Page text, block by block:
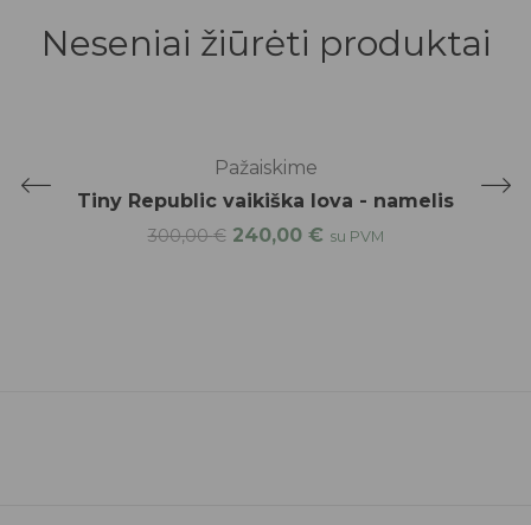
Neseniai žiūrėti produktai
Pažaiskime
Tiny Republic vaikiška lova - namelis
300,00€ 240,00 € su PVM